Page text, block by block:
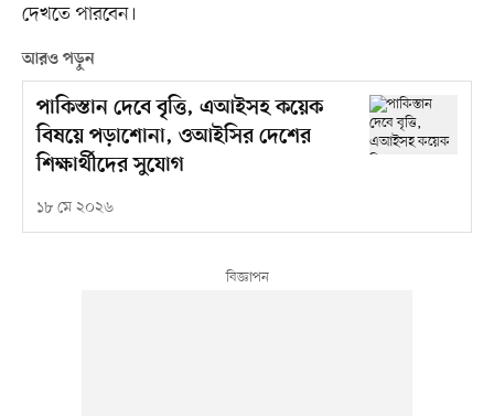
দেখতে পারবেন।
আরও পড়ুন
পাকিস্তান দেবে বৃত্তি, এআইসহ কয়েক
বিষয়ে পড়াশোনা, ওআইসির দেশের
শিক্ষার্থীদের সুযোগ
১৮ মে ২০২৬